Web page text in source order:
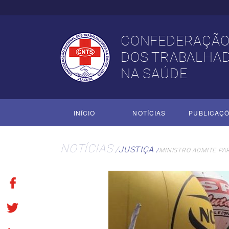
DOS
NA SAÚDE
INÍCIO NOTÍCIAS
NOTÍCIAS JUSTIÇA MINISTRO ADMITE